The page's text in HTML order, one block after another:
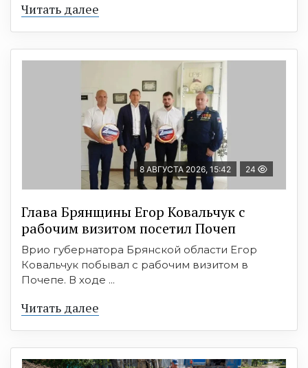
Читать далее
8 АВГУСТА 2026, 15:42 24
Глава Брянщины Егор Ковальчук с
рабочим визитом посетил Почеп
Врио губернатора Брянской области Егор
Ковальчук побывал с рабочим визитом в
Почепе. В ходе ...
Читать далее